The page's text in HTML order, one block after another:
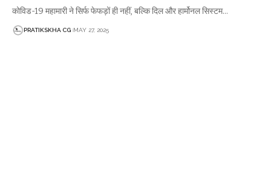
कोविड-19 महामारी ने सिर्फ फेफड़ों ही नहीं, बल्कि दिल और हार्मोनल सिस्टम…
PRATIKSKHA CG MAY 27, 2025